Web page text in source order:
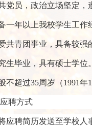
党员，政治立场坚定，
一年以上我校学生工作
共青团事业，具备较强
生毕业，具有硕士学位。
不超过35周岁（1991
聘方式
应聘简历发送至学校人